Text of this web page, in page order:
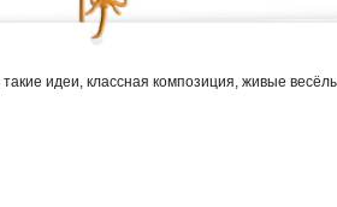
идеи, классная композиция, живые